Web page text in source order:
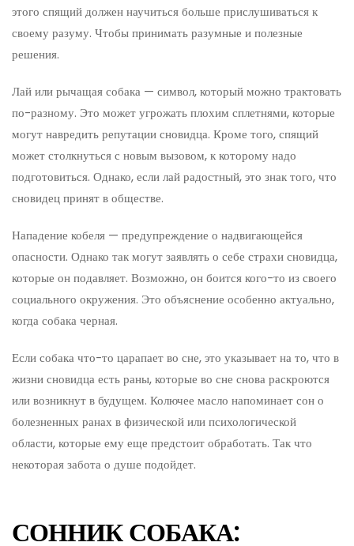
этого спящий должен научиться больше прислушиваться к
своему разуму. Чтобы принимать разумные и полезные
решения.
Лай или рычащая собака — символ, который можно трактовать
по-разному. Это может угрожать плохим сплетнями, которые
могут навредить репутации сновидца. Кроме того, спящий
может столкнуться с новым вызовом, к которому надо
подготовиться. Однако, если лай радостный, это знак того, что
сновидец принят в обществе.
Нападение кобеля — предупреждение о надвигающейся
опасности. Однако так могут заявлять о себе страхи сновидца,
которые он подавляет. Возможно, он боится кого-то из своего
социального окружения. Это объяснение особенно актуально,
когда собака черная.
Если собака что-то царапает во сне, это указывает на то, что в
жизни сновидца есть раны, которые во сне снова раскроются
или возникнут в будущем. Колючее масло напоминает сон о
болезненных ранах в физической или психологической
области, которые ему еще предстоит обработать. Так что
некоторая забота о душе подойдет.
СОННИК СОБАКА: